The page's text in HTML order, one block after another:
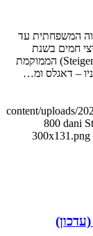
המשפחתית עד
חמים בשנת
1957, ישבו במתבן רפת החווה של משפחת סטייגר (Steiger) הממוקמת
content/uploads/
800 dani
300x131.png